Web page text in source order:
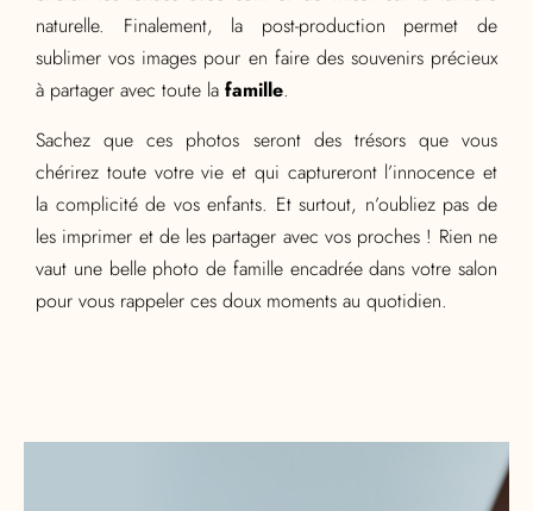
naturelle. Finalement, la post-production permet de
sublimer vos images pour en faire des souvenirs précieux
à partager avec toute la famille.
Sachez que ces photos seront des trésors que vous
chérirez toute votre vie et qui captureront l’innocence et
la complicité de vos enfants. Et surtout, n’oubliez pas de
les imprimer et de les partager avec vos proches ! Rien ne
vaut une belle photo de famille encadrée dans votre salon
pour vous rappeler ces doux moments au quotidien.